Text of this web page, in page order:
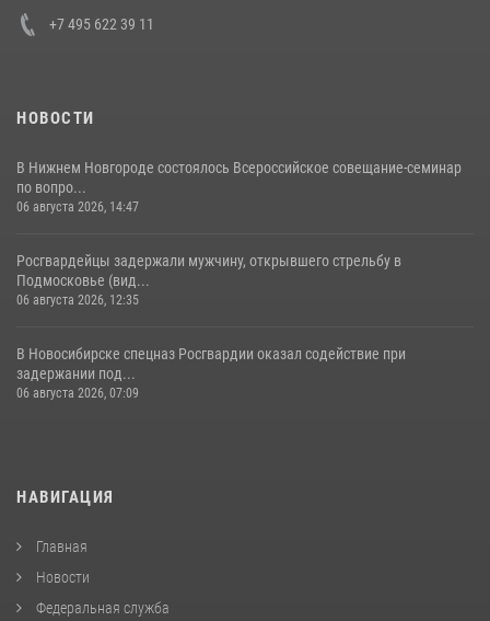
+7 495 622 39 11
НОВОСТИ
В Нижнем Новгороде состоялось Всероссийское совещание-семинар
по вопро...
06 августа 2026, 14:47
Росгвардейцы задержали мужчину, открывшего стрельбу в
Подмосковье (вид...
06 августа 2026, 12:35
В Новосибирске спецназ Росгвардии оказал содействие при
задержании под...
06 августа 2026, 07:09
НАВИГАЦИЯ
Главная
Новости
Федеральная служба